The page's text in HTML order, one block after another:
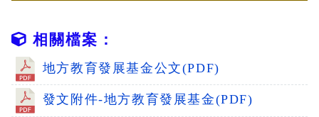
相關檔案：
地方教育發展基金公文(PDF)
發文附件-地方教育發展基金(PDF)